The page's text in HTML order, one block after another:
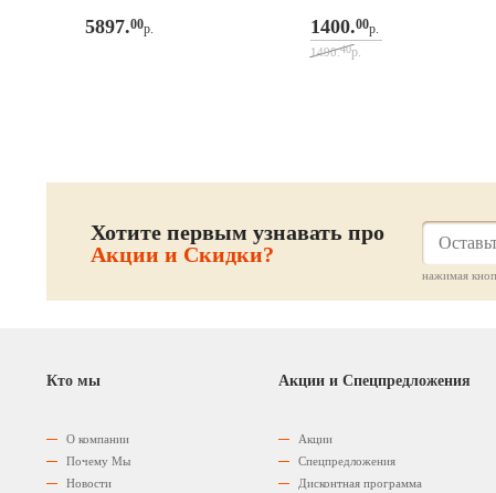
5897.00р. 1400.00р.
1490.40р.
Хотите первым узнавать про
Акции и Скидки?
нажимая
Кто мы
О компании
Почему Мы
Новости
Акции и Спецпредложения
Акции
Спецпредложения
Дисконтная программа